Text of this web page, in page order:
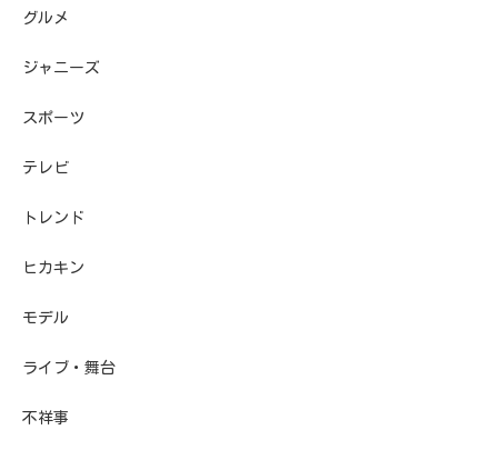
グルメ
ジャニーズ
スポーツ
テレビ
トレンド
ヒカキン
モデル
ライブ・舞台
不祥事